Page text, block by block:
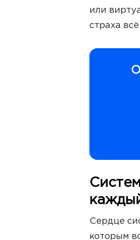
или
страха
Сердце
которым